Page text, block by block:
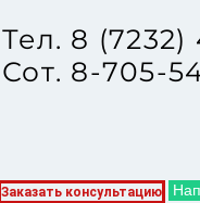
Тел. 8
Сот. 8-705-
Заказать консультацию